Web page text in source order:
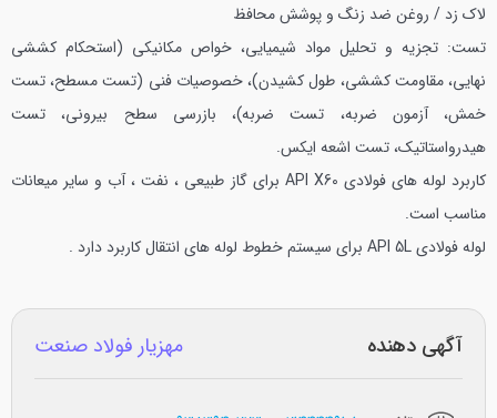
لاک زد / روغن ضد زنگ و پوشش محافظ
تست: تجزیه و تحلیل مواد شیمیایی، خواص مکانیکی (استحکام کششی
نهایی، مقاومت کششی، طول کشیدن)، خصوصیات فنی (تست مسطح، تست
خمش، آزمون ضربه، تست ضربه)، بازرسی سطح بیرونی، تست
هیدرواستاتیک، تست اشعه ایکس.
کاربرد لوله های فولادی API X60 برای گاز طبیعی ، نفت ، آب و سایر میعانات
مناسب است.
لوله فولادی API 5L برای سیستم خطوط لوله های انتقال کاربرد دارد .
آگهی دهنده مهزیار فولاد صنعت